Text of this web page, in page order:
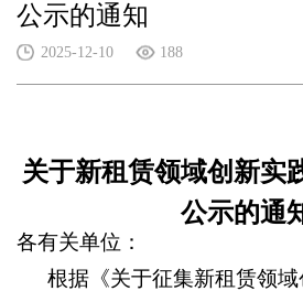
公示的通知
2025-12-10 188
关于新租赁领域创新实
公示的通
各有关单位：
根据《关于征集新租赁领